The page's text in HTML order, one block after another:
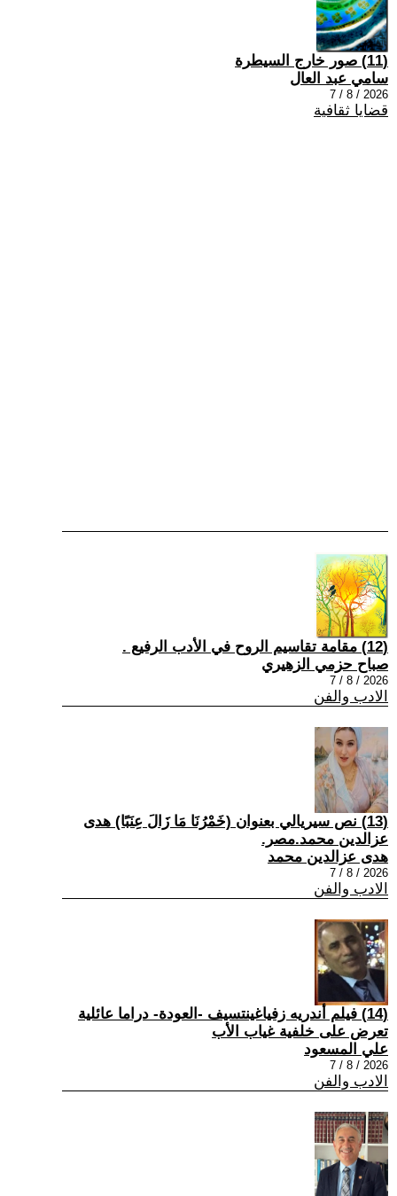
(11) صور خارج السيطرة
سامي عبد العال
2026 / 8 / 7
قضايا ثقافية
(12) مقامة تقاسيم الروح في الأدب الرفيع .
صباح حزمي الزهيري
2026 / 8 / 7
الادب والفن
(13) نص سيريالي بعنوان (خَمْرُنَا مَا زَالَ عِنَبًا) هدى
عزالدين محمد.مصر.
هدى عزالدين محمد
2026 / 8 / 7
الادب والفن
(14) فيلم أندريه زفياغينتسيف -العودة- دراما عائلية
تعرض على خلفية غياب الأب
علي المسعود
2026 / 8 / 7
الادب والفن